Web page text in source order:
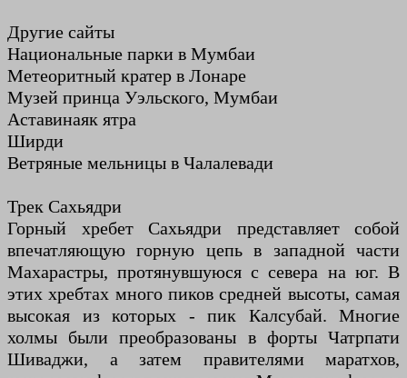
Другие сайты
Национальные парки в Мумбаи
Метеоритный кратер в Лонаре
Музей принца Уэльского, Мумбаи
Аставинаяк ятра
Ширди
Ветряные мельницы в Чалалевади
Трек Сахьядри
Горный хребет Сахьядри представляет собой
впечатляющую горную цепь в западной части
Махарастры, протянувшуюся с севера на юг. В
этих хребтах много пиков средней высоты, самая
высокая из которых - пик Калсубай. Многие
холмы были преобразованы в форты Чатрпати
Шиваджи, а затем правителями маратхов,